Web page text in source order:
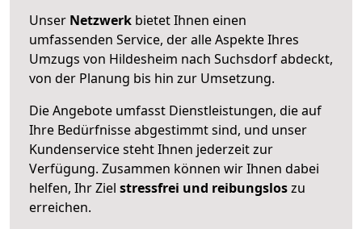
Unser Netzwerk bietet Ihnen einen
umfassenden Service, der alle Aspekte Ihres
Umzugs von Hildesheim nach Suchsdorf abdeckt,
von der Planung bis hin zur Umsetzung.
Die Angebote umfasst Dienstleistungen, die auf
Ihre Bedürfnisse abgestimmt sind, und unser
Kundenservice steht Ihnen jederzeit zur
Verfügung. Zusammen können wir Ihnen dabei
helfen, Ihr Ziel stressfrei und reibungsloszu
erreichen.